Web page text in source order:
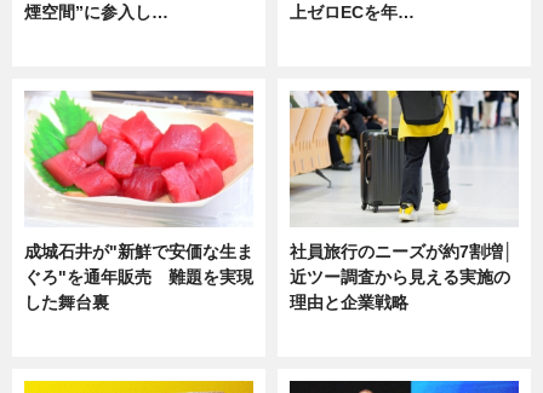
煙空間”に参入し…
上ゼロECを年…
成城石井が"新鮮で安価な生ま
ぐろ"を通年販売 難題を実現
した舞台裏
社員旅行のニーズが約7割増│
近ツー調査から見える実施の
理由と企業戦略